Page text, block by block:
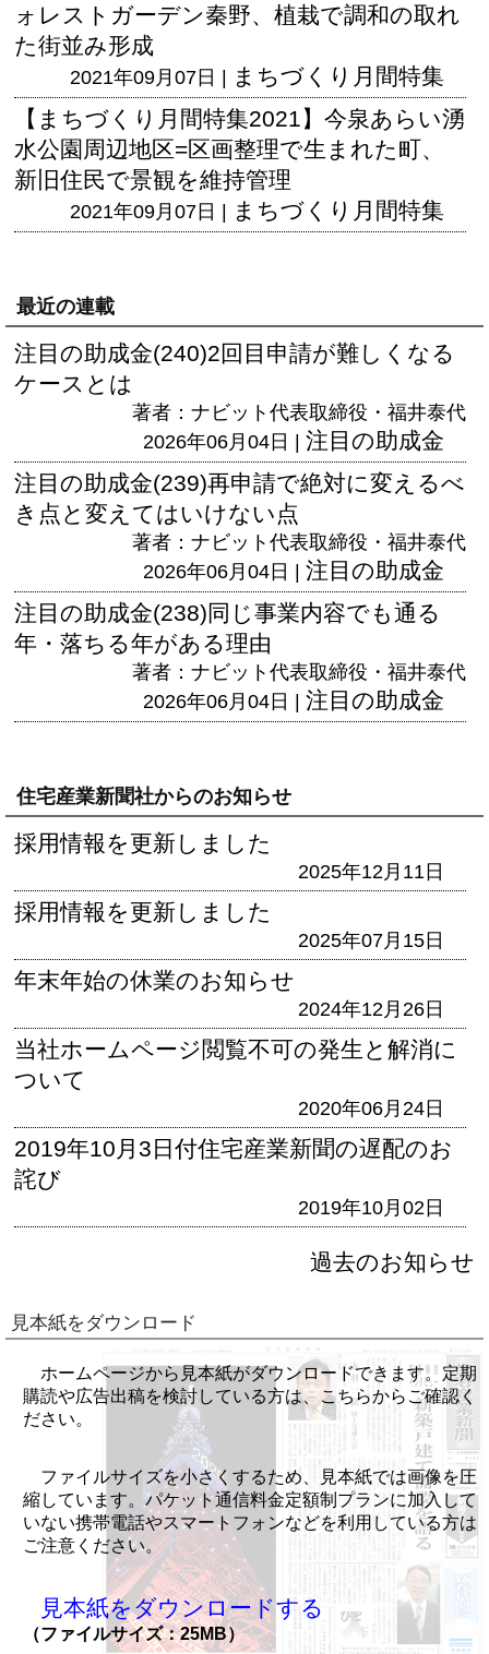
ォレストガーデン秦野、植栽で調和の取れ
た街並み形成
2021年09月07日 | まちづくり月間特集
【まちづくり月間特集2021】今泉あらい湧
水公園周辺地区=区画整理で生まれた町、
新旧住民で景観を維持管理
2021年09月07日 | まちづくり月間特集
最近の連載
注目の助成金(240)2回目申請が難しくなる
ケースとは
著者：ナビット代表取締役・福井泰代
2026年06月04日 | 注目の助成金
注目の助成金(239)再申請で絶対に変えるべ
き点と変えてはいけない点
著者：ナビット代表取締役・福井泰代
2026年06月04日 | 注目の助成金
注目の助成金(238)同じ事業内容でも通る
年・落ちる年がある理由
著者：ナビット代表取締役・福井泰代
2026年06月04日 | 注目の助成金
住宅産業新聞社からのお知らせ
採用情報を更新しました
2025年12月11日
採用情報を更新しました
2025年07月15日
年末年始の休業のお知らせ
2024年12月26日
当社ホームページ閲覧不可の発生と解消に
ついて
2020年06月24日
2019年10月3日付住宅産業新聞の遅配のお
詫び
2019年10月02日
過去のお知らせ
見本紙をダウンロード
ホームページから見本紙がダウンロードできます。定期
購読や広告出稿を検討している方は、こちらからご確認く
ださい。
ファイルサイズを小さくするため、見本紙では画像を圧
縮しています。パケット通信料金定額制プランに加入して
いない携帯電話やスマートフォンなどを利用している方は
ご注意ください。
見本紙をダウンロードする
（ファイルサイズ：25MB）